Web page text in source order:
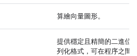
算繪向量圖形。
提供穩定且精簡的二進位
列化格式，可在程序之間